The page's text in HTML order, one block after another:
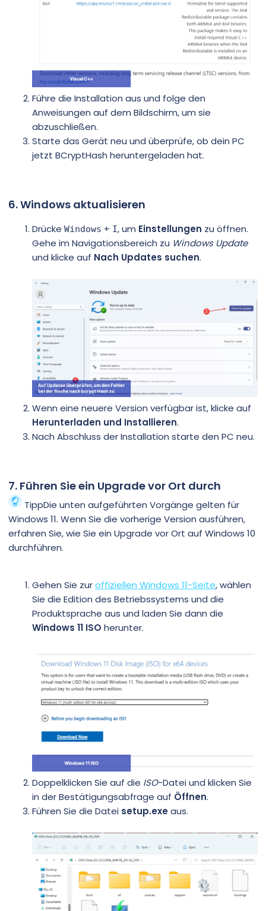
Führe die Installation aus und folge den
Anweisungen auf dem Bildschirm, um sie
abzuschließen.
Starte das Gerät neu und überprüfe, ob dein PC
jetzt BCryptHash heruntergeladen hat.
6. Windows aktualisieren
Drücke Windows + I, um Einstellungen zu öffnen.
Gehe im Navigationsbereich zu Windows Update
und klicke auf Nach Updates suchen.
Wenn eine neuere Version verfügbar ist, klicke auf
Herunterladen und Installieren.
Nach Abschluss der Installation starte den PC neu.
7. Führen Sie ein Upgrade vor Ort durch
TippDie unten aufgeführten Vorgänge gelten für
Windows 11. Wenn Sie die vorherige Version ausführen,
erfahren Sie, wie Sie ein Upgrade vor Ort auf Windows 10
durchführen.
Gehen Sie zuroffiziellen Windows 11-Seite, wählen
Sie die Edition des Betriebssystems und die
Produktsprache aus und laden Sie dann die
Windows 11 ISO herunter.
Doppelklicken Sie auf die ISO-Datei und klicken Sie
in der Bestätigungsabfrage auf Öffnen.
Führen Sie die Datei setup.exeaus.